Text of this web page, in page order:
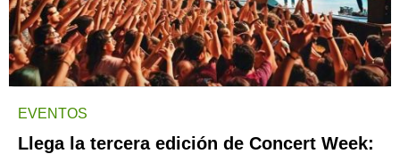
EVENTOS
Llega la tercera edición de Concert Week: